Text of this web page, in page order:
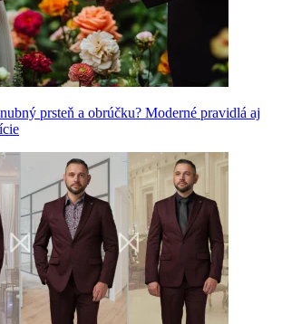
prsteň a obrúčku? Moderné pravidlá aj